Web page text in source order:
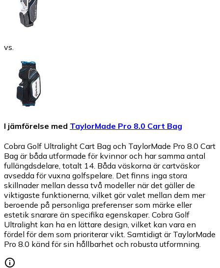
vs.
I jämförelse med TaylorMade Pro 8.0 Cart Bag
Cobra Golf Ultralight Cart Bag och TaylorMade Pro 8.0 Cart
Bag är båda utformade för kvinnor och har samma antal
fullängdsdelare, totalt 14. Båda väskorna är cartväskor
avsedda för vuxna golfspelare. Det finns inga stora
skillnader mellan dessa två modeller när det gäller de
viktigaste funktionerna, vilket gör valet mellan dem mer
beroende på personliga preferenser som märke eller
estetik snarare än specifika egenskaper. Cobra Golf
Ultralight kan ha en lättare design, vilket kan vara en
fördel för dem som prioriterar vikt. Samtidigt är TaylorMade
Pro 8.0 känd för sin hållbarhet och robusta utformning.